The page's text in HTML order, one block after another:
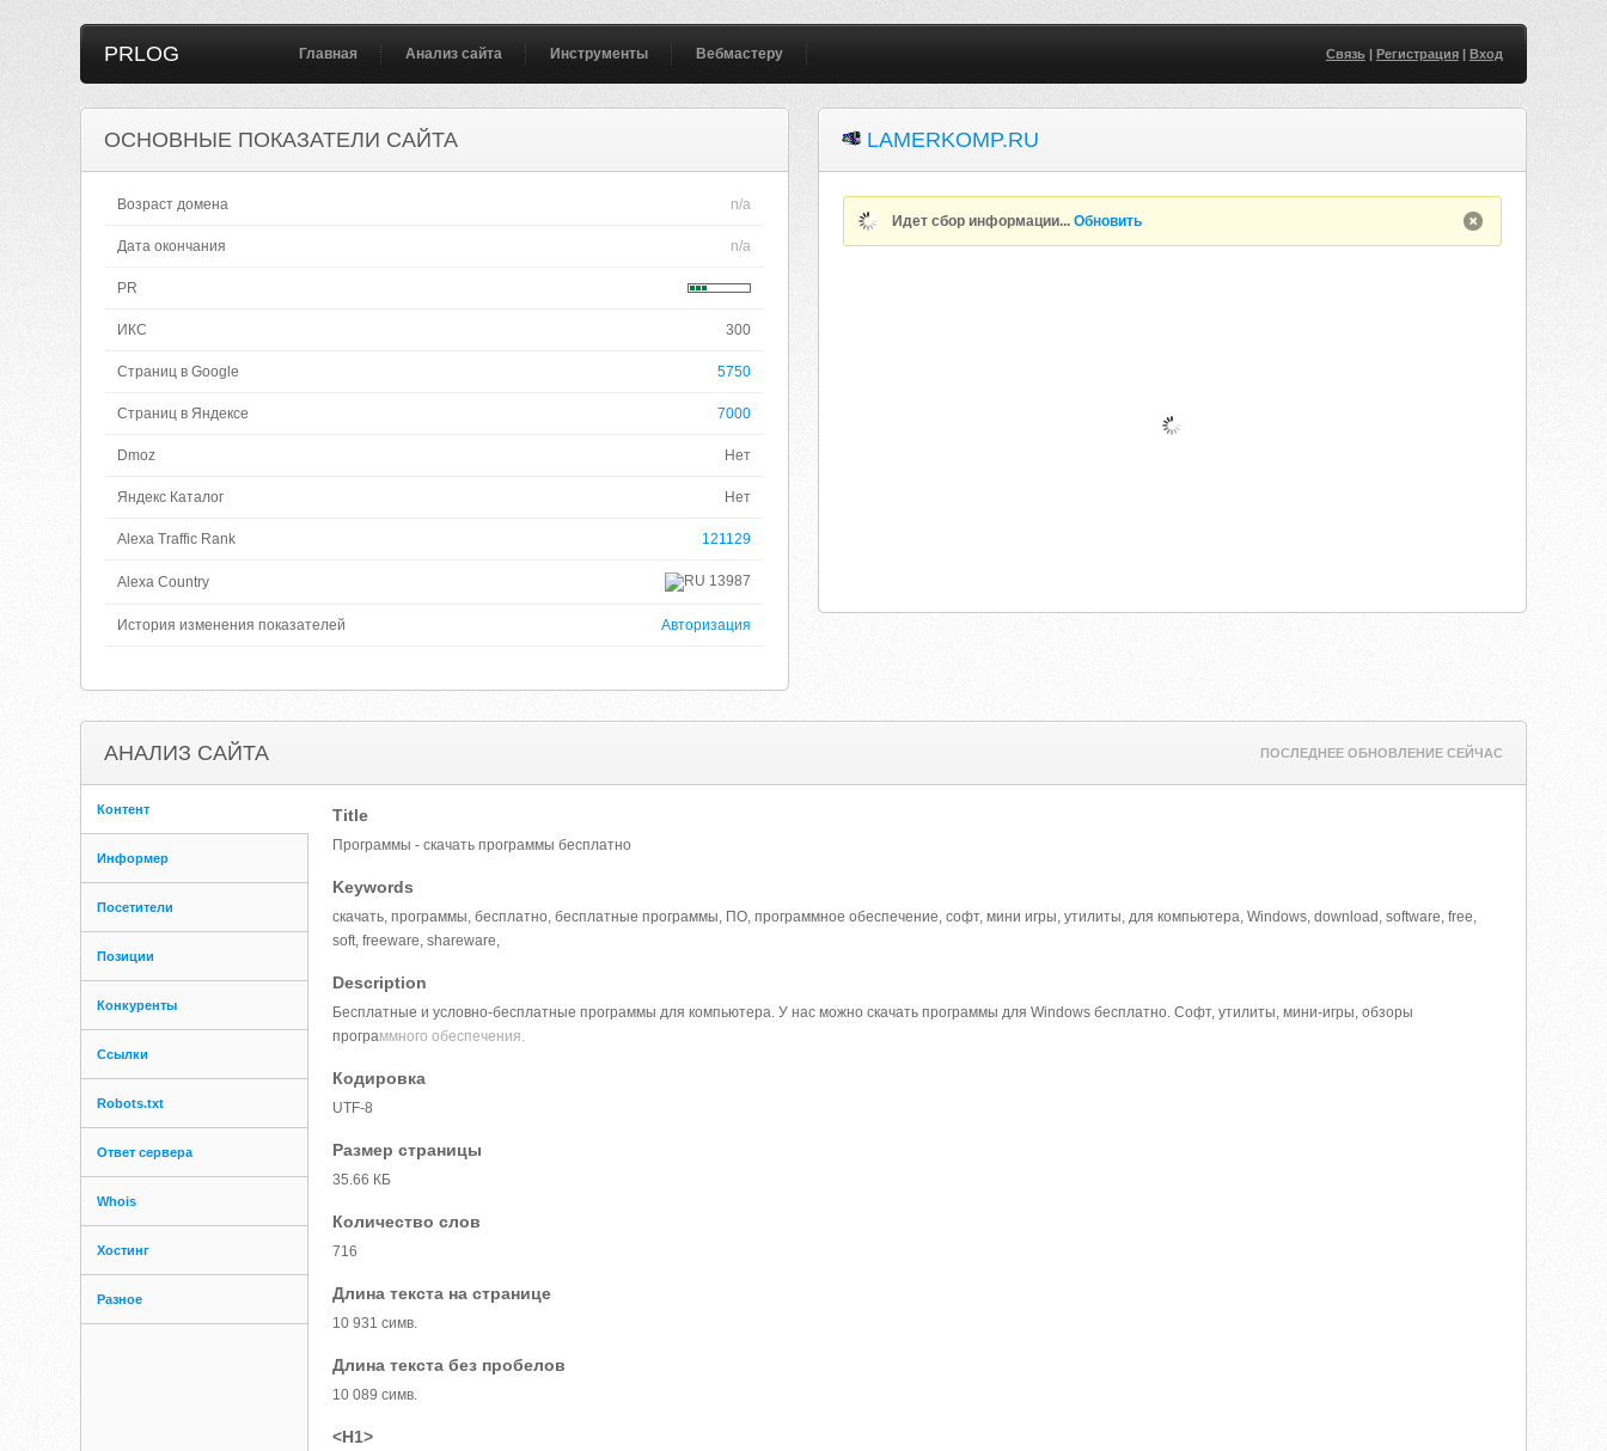
PRLOG Главная Анализ сайта Инструменты Вебмастеру Связь| Регистрация| Вход
ОСНОВНЫЕ ПОКАЗАТЕЛИ САЙТА
Возраст домена n/a
Дата окончания n/a
PR
ИКС 300
Страниц в Google 5750
Страниц в Яндексе 7000
Dmoz Нет
Яндекс Каталог Нет
Alexa Traffic Rank 121129
Alexa Country 13987
История изменения показателей Авторизация
LAMERKOMP.RU
Идет сбор информации...Обновить
АНАЛИЗ САЙТА ПОСЛЕДНЕЕ ОБНОВЛЕНИЕ СЕЙЧАС
Контент
Информер
Посетители
Позиции
Конкуренты
Ссылки
Robots.txt
Ответ сервера
Whois
Хостинг
Разное
Title
Программы - скачать программы бесплатно
Keywords
скачать, программы, бесплатно, бесплатные программы, ПО, программное обеспечение, софт, мини игры, утилиты, для компьютера, Windows, download, software, free,
soft, freeware, shareware,
Description
Бесплатные и условно-бесплатные программы для компьютера. У нас можно скачать программы для Windows бесплатно. Софт, утилиты, мини-игры, обзоры
программного обеспечения.
Кодировка
UTF-8
Размер страницы
35.66 КБ
Количество слов
716
Длина текста на странице
10 931 симв.
Длина текста без пробелов
10 089 симв.
<H1>